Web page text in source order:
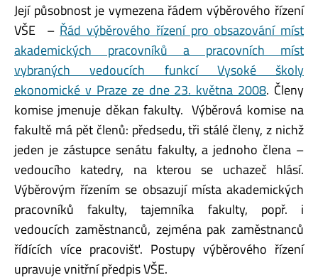
Její působnost je vymezena řádem výběrového řízení
VŠE – Řád výběrového řízení pro obsazování míst
akademických pracovníků a pracovních míst
vybraných vedoucích funkcí Vysoké školy
ekonomické v Praze ze dne 23. května 2008. Členy
komise jmenuje děkan fakulty. Výběrová komise na
fakultě má pět členů: předsedu, tři stálé členy, z nichž
jeden je zástupce senátu fakulty, a jednoho člena –
vedoucího katedry, na kterou se uchazeč hlásí.
Výběrovým řízením se obsazují místa akademických
pracovníků fakulty, tajemníka fakulty, popř. i
vedoucích zaměstnanců, zejména pak zaměstnanců
řídících více pracovišť. Postupy výběrového řízení
upravuje vnitřní předpis VŠE.